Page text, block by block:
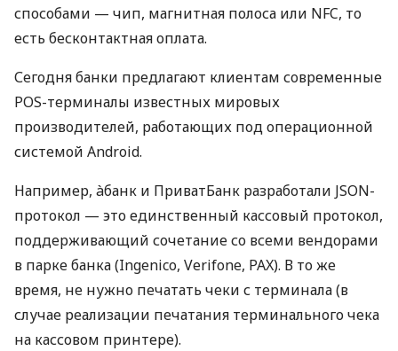
способами — чип, магнитная полоса или NFC, то
есть бесконтактная оплата.
Сегодня банки предлагают клиентам современные
POS-терминалы известных мировых
производителей, работающих под операционной
системой Android.
Например, àбанк и ПриватБанк разработали JSON-
протокол — это единственный кассовый протокол,
поддерживающий сочетание со всеми вендорами
в парке банка (Ingenico, Verifone, PAX). В то же
время, не нужно печатать чеки с терминала (в
случае реализации печатания терминального чека
на кассовом принтере).